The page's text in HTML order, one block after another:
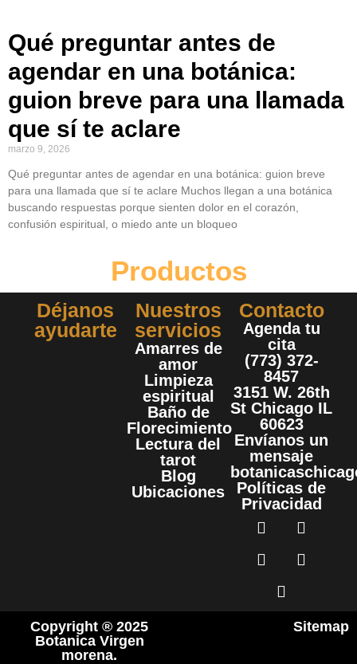
Qué preguntar antes de
agendar en una botánica:
guion breve para una llamada
que sí te aclare
marzo 9, 2026
Qué preguntar antes de agendar en una botánica: guion breve
para una llamada que sí te aclare Muchos llegan a una botánica
buscando respuestas porque sienten dolor en el corazón,
confusión espiritual, o miedo ante un bloqueo
Productos
Déjanos
ayudarte
Nuestros
servicios
Amarres de
amor
Limpieza
espiritual
Baño de
Florecimiento
Lectura del
tarot
Blog
Ubicaciones
Contacto
Agenda tu
cita
(773) 372-
8457
3151 W. 26th
St Chicago IL
60623
Envíanos un
mensaje
Políticas de
Privacidad
Copyright ® 2025
Botanica Virgen
morena.
Sitemap